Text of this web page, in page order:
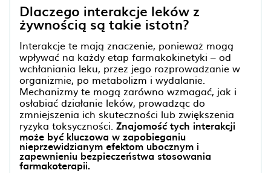
Dlaczego interakcje leków z
żywnością są takie istotn?
Interakcje te mają znaczenie, ponieważ mogą
wpływać na każdy etap farmakokinetyki – od
wchłaniania leku, przez jego rozprowadzanie w
organizmie, po metabolizm i wydalanie.
Mechanizmy te mogą zarówno wzmagać, jak i
osłabiać działanie leków, prowadząc do
zmniejszenia ich skuteczności lub zwiększenia
ryzyka toksyczności. Znajomość tych interakcji
może być kluczowa w zapobieganiu
nieprzewidzianym efektom ubocznym i
zapewnieniu bezpieczeństwa stosowania
farmakoterapii.